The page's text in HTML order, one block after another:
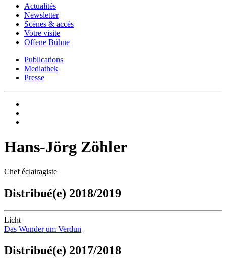
Actualités
Newsletter
Scènes & accès
Votre visite
Offene Bühne
Publications
Mediathek
Presse
Hans-Jörg Zöhler
Chef éclairagiste
Distribué(e) 2018/2019
Licht
Das Wunder um Verdun
Distribué(e) 2017/2018